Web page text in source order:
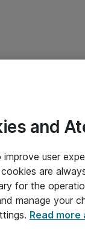
and
user
are
for the
manage your
Read